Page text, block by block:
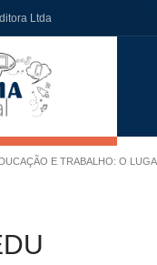
Ltda
E TRABALHO: O